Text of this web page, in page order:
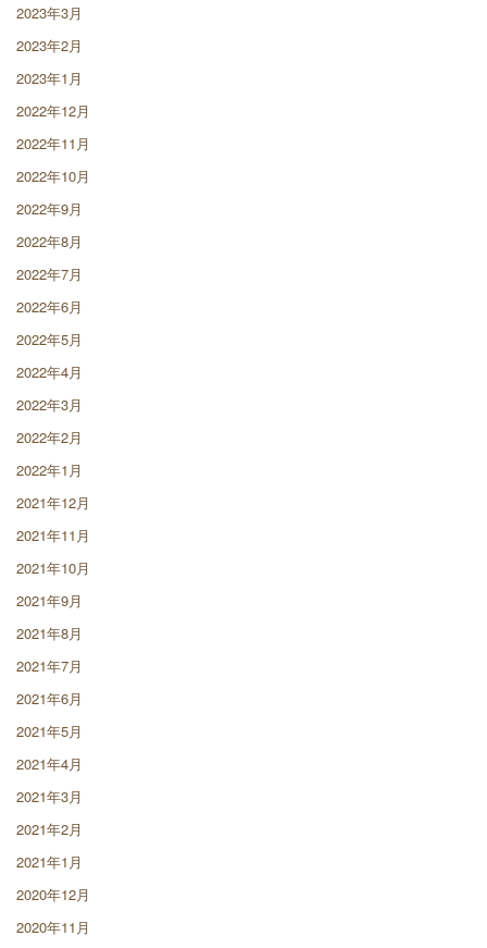
2023年3月
2023年2月
2023年1月
2022年12月
2022年11月
2022年10月
2022年9月
2022年8月
2022年7月
2022年6月
2022年5月
2022年4月
2022年3月
2022年2月
2022年1月
2021年12月
2021年11月
2021年10月
2021年9月
2021年8月
2021年7月
2021年6月
2021年5月
2021年4月
2021年3月
2021年2月
2021年1月
2020年12月
2020年11月